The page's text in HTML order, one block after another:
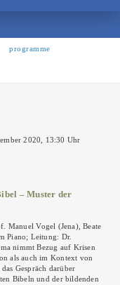
programme
2020, 13:30 Uhr
– Muster der
Manuel Vogel (Jena), Beate
Piano; Leitung: Dr.
nimmt Bezug auf Krisen
als auch im Kontext von
Gespräch darüber
Bibeln und der bildenden